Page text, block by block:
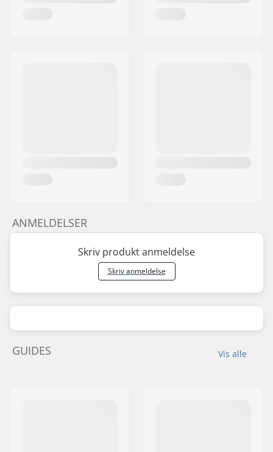
ANMELDELSER
Skriv produkt anmeldelse
Skriv anmeldelse
Vis alle
GUIDES